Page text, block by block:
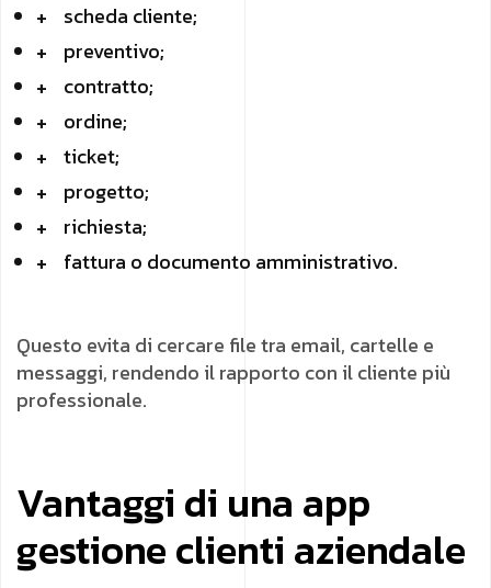
scheda cliente;
preventivo;
contratto;
ordine;
ticket;
progetto;
richiesta;
fattura o documento amministrativo.
Questo evita di cercare file tra email, cartelle e
messaggi, rendendo il rapporto con il cliente più
professionale.
Vantaggi di una app
gestione clienti aziendale